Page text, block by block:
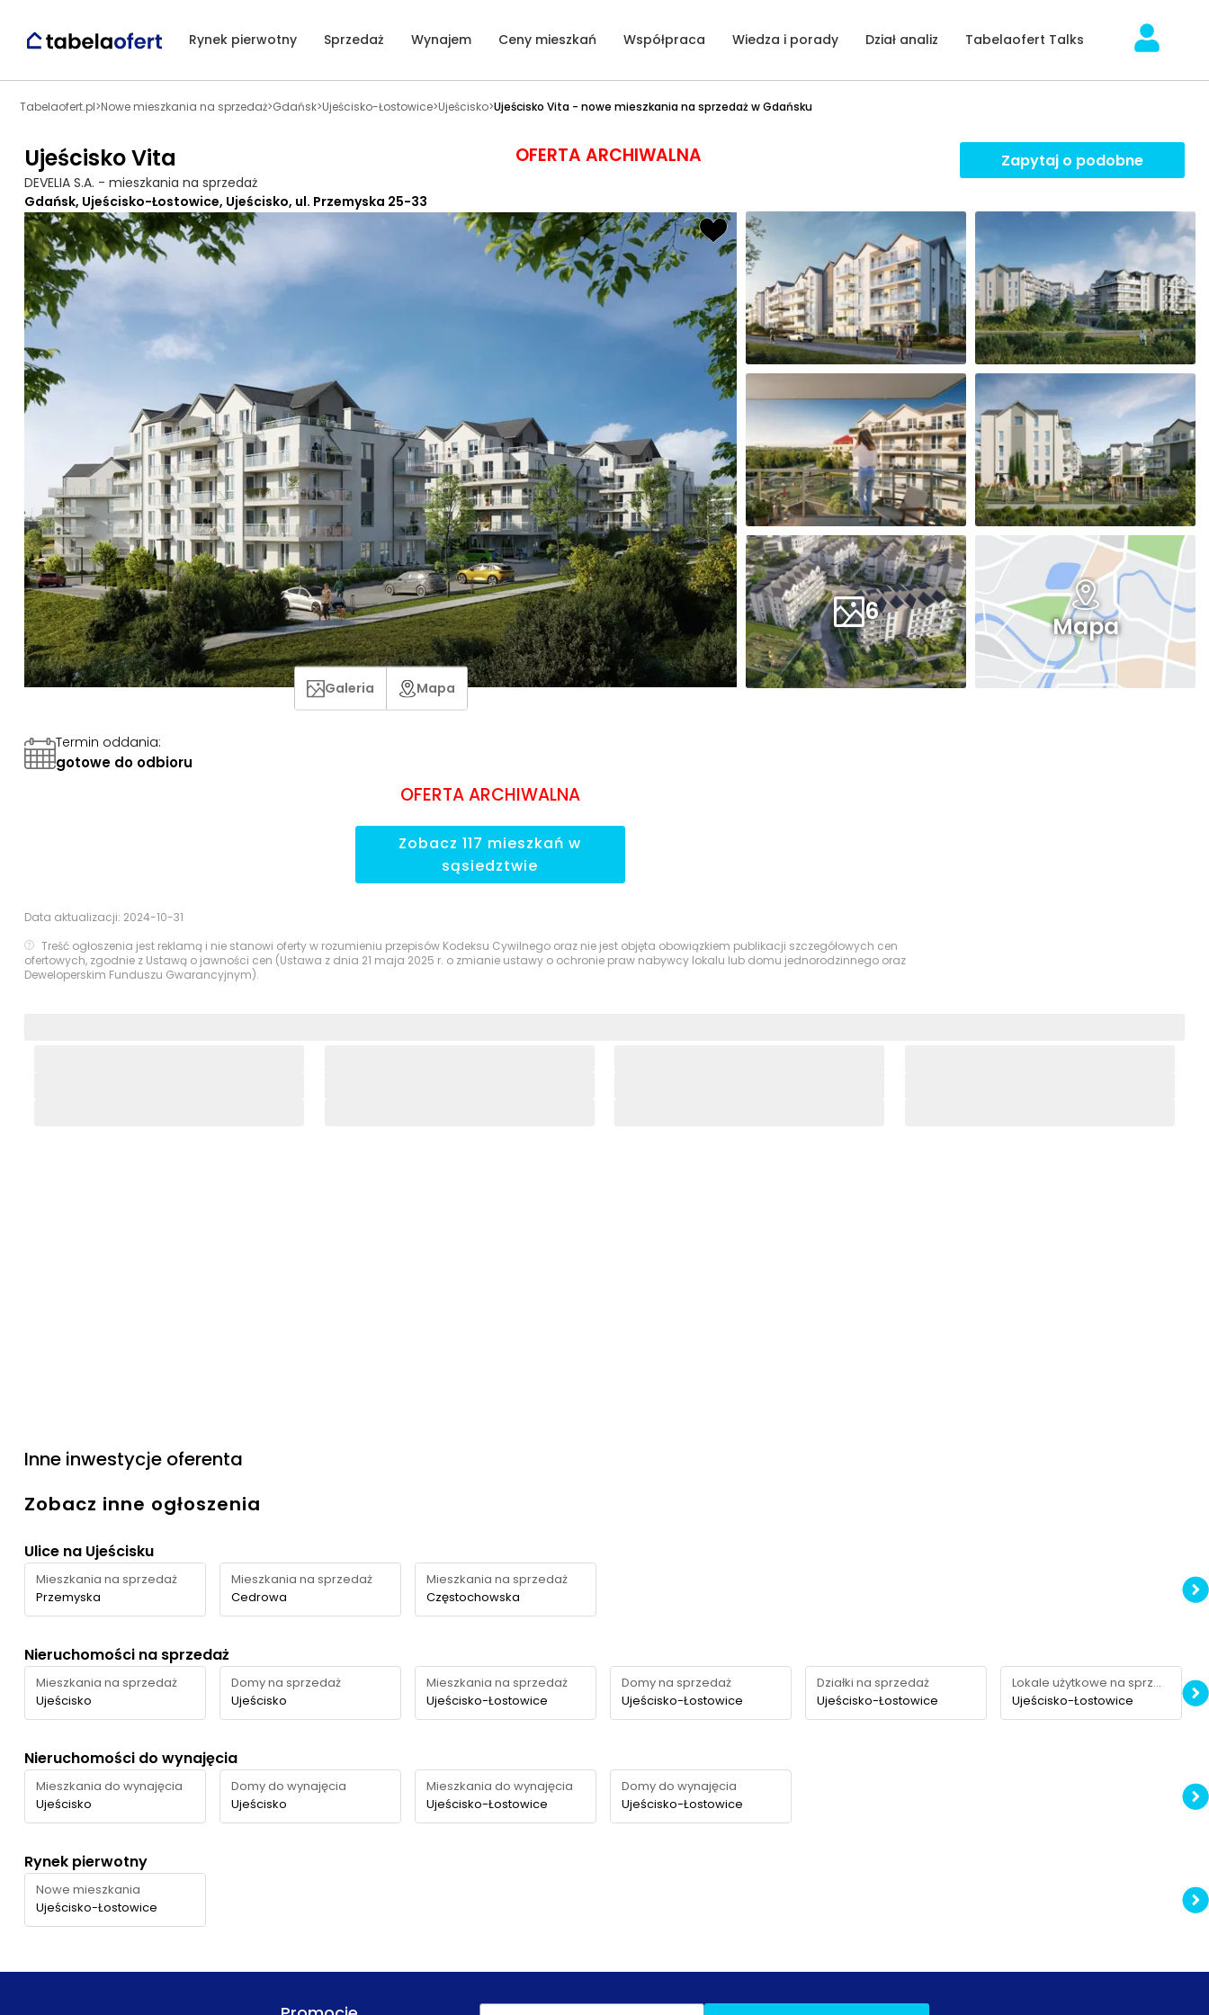
Rynek pierwotny Sprzedaż Wynajem Ceny mieszkań Współpraca Wiedza i porady Dział analiz Tabelaofert Talks
Tabelaofert.pl>Nowe mieszkania na sprzedaż>Gdańsk>Ujeścisko-Łostowice>Ujeścisko>Ujeścisko Vita - nowe mieszkania na sprzedaż w Gdańsku
Ujeścisko Vita
DEVELIA S.A. - mieszkania na sprzedaż
OFERTA ARCHIWALNA Zapytaj o podobne
Gdańsk, Ujeścisko-Łostowice, Ujeścisko, ul. Przemyska 25-33
6 Mapa
Galeria Mapa
Termin oddania:
gotowe do odbioru
OFERTA ARCHIWALNA
Zobacz 117 mieszkań w
sąsiedztwie
Data aktualizacji: 2024-10-31
Treść ogłoszenia jest reklamą i nie stanowi oferty w rozumieniu przepisów Kodeksu Cywilnego oraz nie jest objęta obowiązkiem publikacji szczegółowych cen
ofertowych, zgodnie z Ustawą o jawności cen (Ustawa z dnia 21 maja 2025 r. o zmianie ustawy o ochronie praw nabywcy lokalu lub domu jednorodzinnego oraz
Deweloperskim Funduszu Gwarancyjnym).
Inne inwestycje oferenta
Zobacz inne ogłoszenia
Ulice na Ujeścisku
Mieszkania na sprzedaż
Przemyska
Mieszkania na sprzedaż
Cedrowa
Mieszkania na sprzedaż
Częstochowska
Nieruchomości na sprzedaż
Mieszkania na sprzedaż
Ujeścisko
Domy na sprzedaż
Ujeścisko
Mieszkania na sprzedaż
Ujeścisko-Łostowice
Domy na sprzedaż
Ujeścisko-Łostowice
Działki na sprzedaż
Ujeścisko-Łostowice
Lokale użytkowe na sprzedaż
Ujeścisko-Łostowice
Nieruchomości do wynajęcia
Mieszkania do wynajęcia
Ujeścisko
Domy do wynajęcia
Ujeścisko
Mieszkania do wynajęcia
Ujeścisko-Łostowice
Domy do wynajęcia
Ujeścisko-Łostowice
Rynek pierwotny
Nowe mieszkania
Ujeścisko-Łostowice